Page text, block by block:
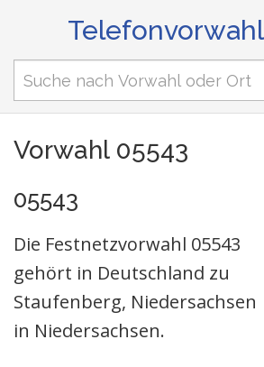
Vorwahl 05543
05543
Die Festnetzvorwahl 05543
gehört in Deutschland zu
Staufenberg, Niedersachsen
in Niedersachsen.